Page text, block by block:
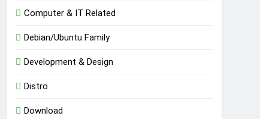
Computer & IT Related
Debian/Ubuntu Family
Development & Design
Distro
Download